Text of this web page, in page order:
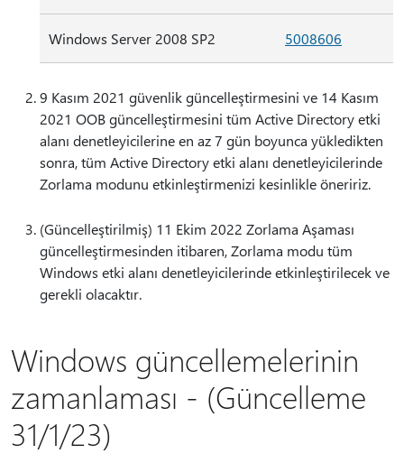
Windows Server 2008 SP2 5008606
9 Kasım 2021 güvenlik güncelleştirmesini ve 14 Kasım
2021 OOB güncelleştirmesini tüm Active Directory etki
alanı denetleyicilerine en az 7 gün boyunca yükledikten
sonra, tüm Active Directory etki alanı denetleyicilerinde
Zorlama modunu etkinleştirmenizi kesinlikle öneririz.
(Güncelleştirilmiş) 11 Ekim 2022 Zorlama Aşaması
güncelleştirmesinden itibaren, Zorlama modu tüm
Windows etki alanı denetleyicilerinde etkinleştirilecek ve
gerekli olacaktır.
Windows güncellemelerinin
zamanlaması - (Güncelleme
31/1/23)